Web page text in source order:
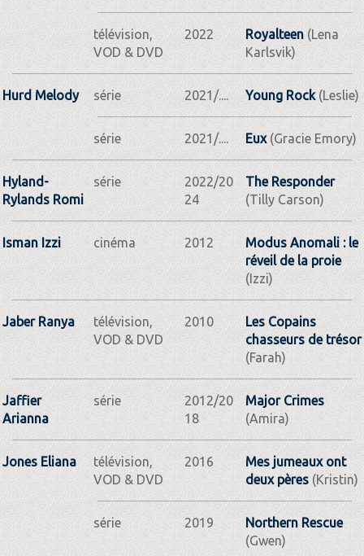
télévision,
VOD & DVD
2022 Royalteen(Lena
Karlsvik)
Hurd Melody série 2021/.... Young Rock(Leslie)
série 2021/.... Eux(Gracie Emory)
Hyland-
Rylands Romi
série
2022/20
24
The Responder
(Tilly Carson)
Isman Izzi cinéma 2012
Modus Anomali : le
réveil de la proie
(Izzi)
Jaber Ranya
télévision,
VOD & DVD
2010
Les Copains
chasseurs de trésor
(Farah)
Jaffier
Arianna
série
2012/20
18
Major Crimes
(Amira)
Jones Eliana
télévision,
VOD & DVD
2016
Mes jumeaux ont
deux pères(Kristin)
série 2019
Northern Rescue
(Gwen)